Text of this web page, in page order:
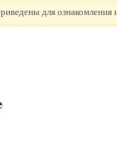
для